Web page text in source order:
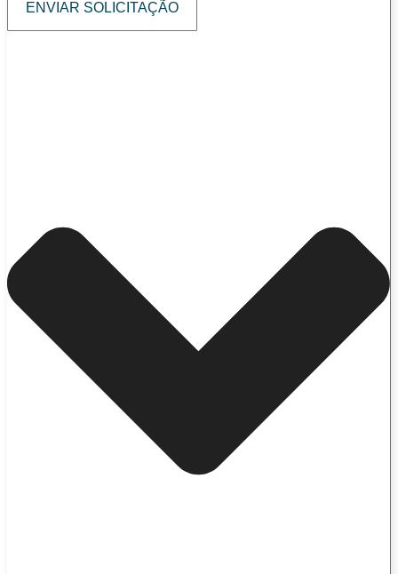
ENVIAR SOLICITAÇÃO